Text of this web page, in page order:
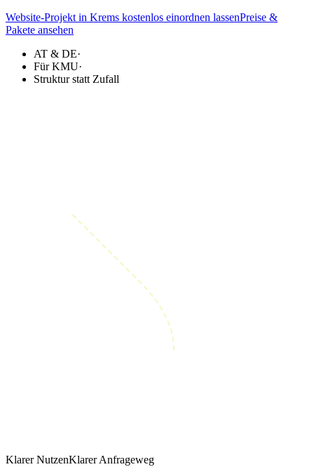
Website-Projekt in Krems kostenlos einordnen lassenPreise &
Pakete ansehen
AT & DE·
Für KMU·
Struktur statt Zufall
Klarer NutzenKlarer Anfrageweg